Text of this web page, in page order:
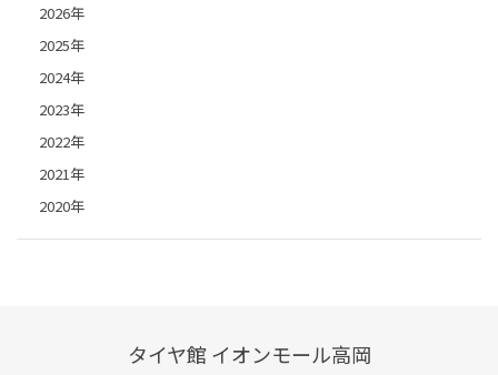
2026年
2025年
2024年
2023年
2022年
2021年
2020年
タイヤ館 イオンモール高岡